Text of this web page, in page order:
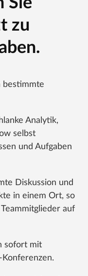
zu
bestimmte
Analytik,
selbst
und Aufgaben
Diskussion und
in einem Ort, so
auf
sofort mit